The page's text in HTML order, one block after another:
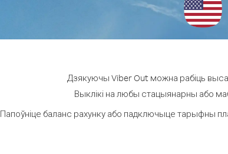
Дзякуючы Viber Out можна рабіць
Выклікі на любы стацыянарны або
Папоўніце баланс рахунку або падключыце тарыфны